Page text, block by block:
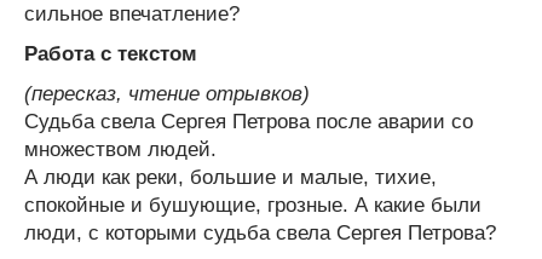
сильное впечатление?
Работа с текстом
(пересказ, чтение отрывков)
Судьба свела Сергея Петрова после аварии со
множеством людей.
А люди как реки, большие и малые, тихие,
спокойные и бушующие, грозные. А какие были
люди, с которыми судьба свела Сергея Петрова?